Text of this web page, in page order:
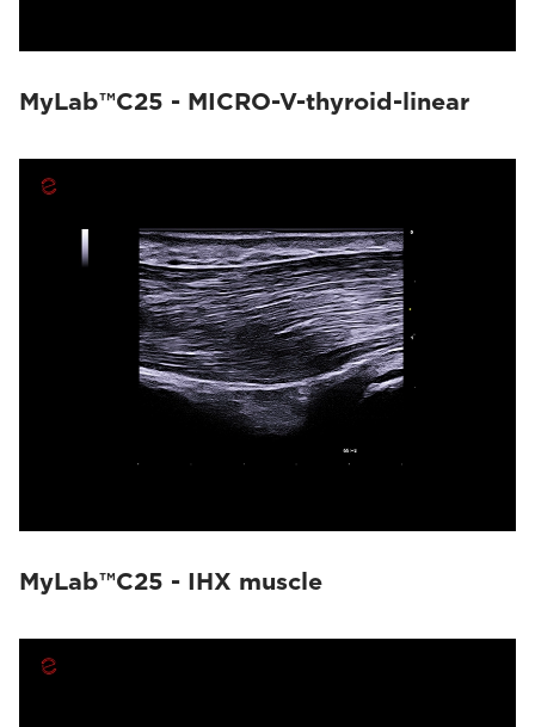
MyLab™C25 - MICRO-V-thyroid-linear
MyLab™C25 - IHX muscle